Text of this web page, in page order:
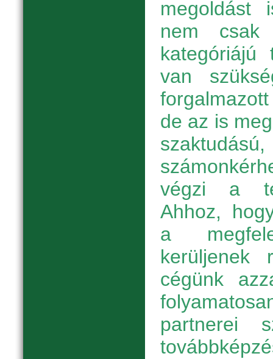
megoldást
nem csak
kategóriájú
van
de az is
végzi a
Ahhoz,
a
kerüljenek
cégünk
partnerei